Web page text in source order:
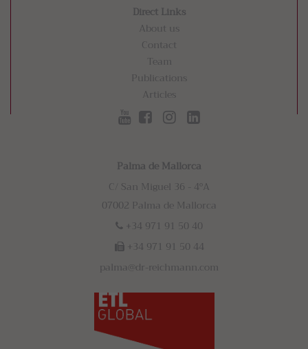
Direct Links
About us
Contact
Team
Publications
Articles
Palma de Mallorca
C/ San Miguel 36 - 4ºA
07002 Palma de Mallorca
+34 971 91 50 40
+34 971 91 50 44
palma@dr-reichmann.com